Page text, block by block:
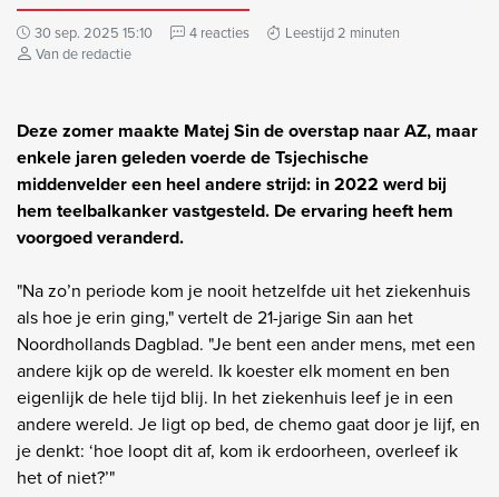
30 sep. 2025 15:10 4 reacties
Leestijd 2 minuten
Van de redactie
Deze zomer maakte Matej Sin de overstap naar AZ, maar
enkele jaren geleden voerde de Tsjechische
middenvelder een heel andere strijd: in 2022 werd bij
hem teelbalkanker vastgesteld. De ervaring heeft hem
voorgoed veranderd.
"Na zo’n periode kom je nooit hetzelfde uit het ziekenhuis
als hoe je erin ging," vertelt de 21-jarige Sin aan het
Noordhollands Dagblad. "Je bent een ander mens, met een
andere kijk op de wereld. Ik koester elk moment en ben
eigenlijk de hele tijd blij. In het ziekenhuis leef je in een
andere wereld. Je ligt op bed, de chemo gaat door je lijf, en
je denkt: ‘hoe loopt dit af, kom ik erdoorheen, overleef ik
het of niet?’"